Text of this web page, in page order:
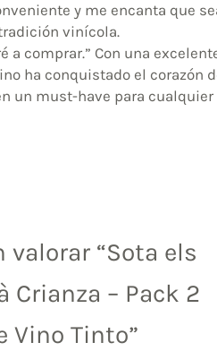
y me encanta que
vinícola.
a comprar.” Con una
ha conquistado el corazón
un must-have para cualquier
valorar “Sota els
Crianza – Pack 2
Vino Tinto”